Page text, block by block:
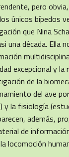
pero
únicos bípedos
que Nina
una década. Ella
excepcional y la
de la
del ave
y la fisiología
además,
de
locomoción